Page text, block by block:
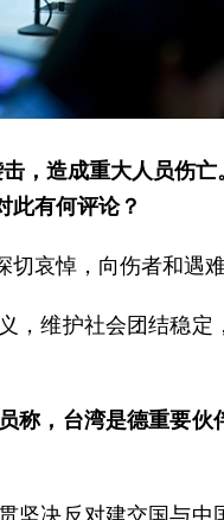
，造成重大人员伤
此有何评论？
哀悼，向伤者和遇
，维护社会团结稳
，台湾是德重要
决反对建交国与